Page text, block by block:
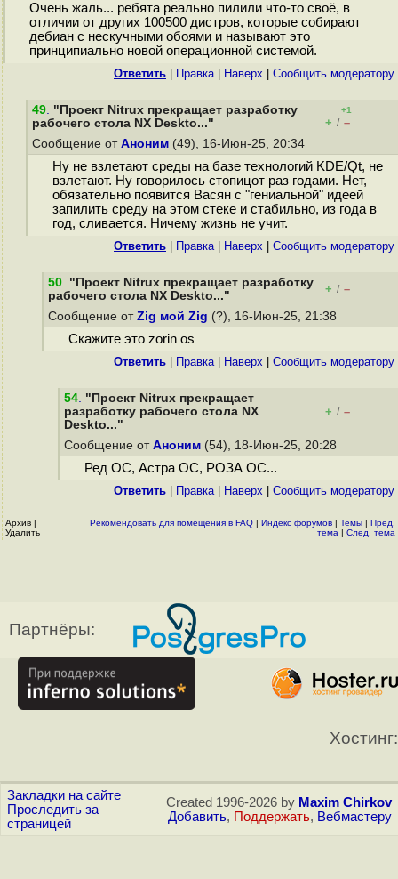
Очень жаль... ребята реально пилили что-то своё, в
отличии от других 100500 дистров, которые собирают
дебиан с нескучными обоями и называют это
принципиально новой операционной системой.
Ответить Правка| Наверх Cообщить модератору
49. "Проект Nitrux прекращает разработку
рабочего стола NX Deskto..."
+1
+ / –
Сообщение от Аноним (49), 16-Июн-25, 20:34
Ну не взлетают среды на базе технологий KDE/Qt, не
взлетают. Ну говорилось стопицот раз годами. Нет,
обязательно появится Васян с "гениальной" идеей
запилить среду на этом стеке и стабильно, из года в
год, сливается. Ничему жизнь не учит.
Ответить Правка| Наверх Cообщить модератору
50. "Проект Nitrux прекращает разработку
рабочего стола NX Deskto..."
+ / –
Сообщение от Zig мой Zig (?), 16-Июн-25, 21:38
Скажите это zorin os
Ответить Правка| Наверх Cообщить модератору
54. "Проект Nitrux прекращает
разработку рабочего стола NX
Deskto..."
+ / –
Сообщение от Аноним (54), 18-Июн-25, 20:28
Ред ОС, Астра ОС, РОЗА ОС...
Ответить Правка| Наверх Cообщить модератору
Архив |
Удалить
Рекомендовать для помещения в FAQ | Индекс форумов | Темы | Пред.
тема | След. тема
Партнёры:
Хостинг:
Закладки на сайте
Проследить за
страницей
Created 1996-2026 by Maxim Chirkov
Добавить, Поддержать, Вебмастеру